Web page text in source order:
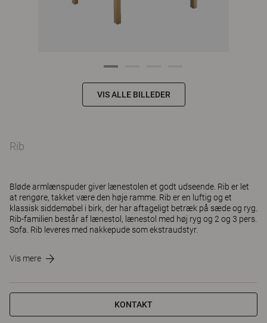
VIS ALLE BILLEDER
Rib
Bløde armlænspuder giver lænestolen et godt udseende. Rib er let
at rengøre, takket være den høje ramme. Rib er en luftig og et
klassisk siddemøbel i birk, der har aftageligt betræk på sæde og ryg.
Rib-familien består af lænestol, lænestol med høj ryg og 2 og 3 pers.
Sofa. Rib leveres med nakkepude som ekstraudstyr.
Vis mere
KONTAKT